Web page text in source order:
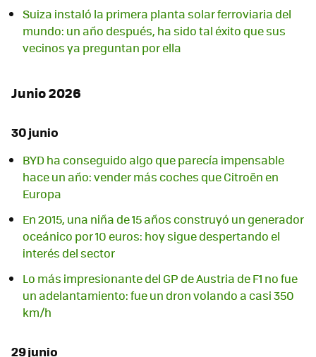
Suiza instaló la primera planta solar ferroviaria del
mundo: un año después, ha sido tal éxito que sus
vecinos ya preguntan por ella
Junio 2026
30 junio
BYD ha conseguido algo que parecía impensable
hace un año: vender más coches que Citroën en
Europa
En 2015, una niña de 15 años construyó un generador
oceánico por 10 euros: hoy sigue despertando el
interés del sector
Lo más impresionante del GP de Austria de F1 no fue
un adelantamiento: fue un dron volando a casi 350
km/h
29 junio